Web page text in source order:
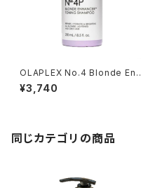
OLAPLEX No.4 Blonde Enh
ancer Toning Shampoo 25
0ml
¥3,740
同じカテゴリの商品